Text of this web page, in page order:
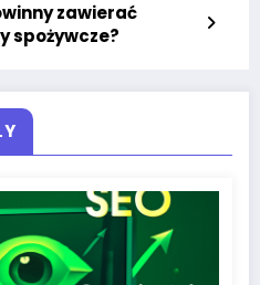
zawierać
spożywcze?